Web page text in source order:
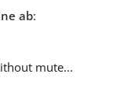
ab:
mute...